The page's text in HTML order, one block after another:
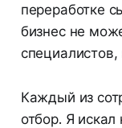
переработке
бизнес не
Каждый из
отбор. Я